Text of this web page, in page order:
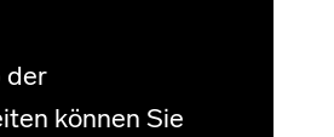
der
können Sie